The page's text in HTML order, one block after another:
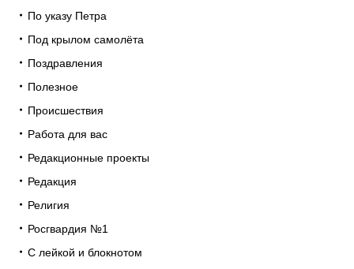
По указу Петра
Под крылом самолёта
Поздравления
Полезное
Происшествия
Работа для вас
Редакционные проекты
Редакция
Религия
Росгвардия №1
С лейкой и блокнотом